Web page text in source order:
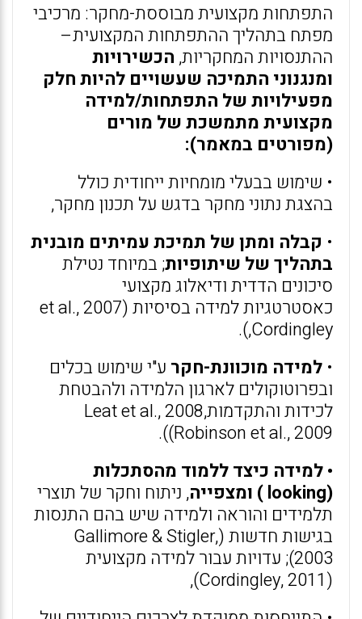
התפתחות מקצועית מבוססת-מחקר: מרכיבי
מפתח בתהליך ההתפתחות המקצועית–
ההתנסויות המחקריות, הכשירויות
ומנגנוני התמיכה שעשויים להיות חלק
מפעילויות של התפתחות/למידה
מקצועית מתמשכת של מורים
(מפורטים במאמר):
• שימוש בבעלי מומחיות ייחודית כולל
בהצגת נתוני מחקר בדגש על תכנון מחקר,
• קבלה ומתן של תמיכת עמיתים מובנית
בתהליך של שיתופיות; במיוחד נטילת
סיכונים הדדית ודיאלוג מקצועי
כאסטרטגיות למידה בסיסיות (et al., 2007
Cordingley,).
• למידה מוכוונת-חקר ע"י שימוש בכלים
ובפרוטוקולים לארגון הלמידה ולהבטחת
לכידות והתקדמותLeat et al., 2008,
Robinson et al., 2009)).
• למידה כיצד ללמוד מהסתכלות
(looking ) ומצפייה
, ניתוח וחקר של תוצרי
תלמידים והוראה ולמידה שיש בהם התנסות
בגישות חדשות (Gallimore & Stigler,
2003); עדויות עבור למידה מקצועית
(Cordingley, 2011),